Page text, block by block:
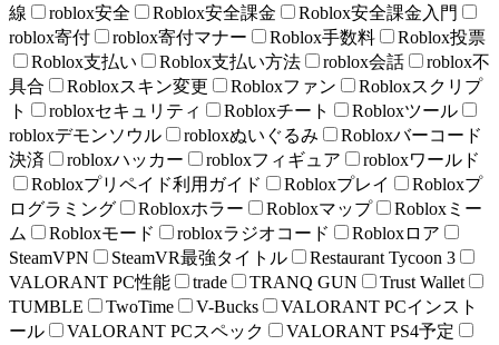
線
roblox安全 Roblox安全課金
Roblox安全課金入門
roblox寄付
roblox寄付マナー Roblox手数料
Roblox投票
Roblox支払い
Roblox支払い方法 roblox会話
roblox不
具合
Robloxスキン変更 Robloxファン
Robloxスクリプ
ト
robloxセキュリティ Robloxチート
Robloxツール
robloxデモンソウル
robloxぬいぐるみ
Robloxバーコード
決済
robloxハッカー robloxフィギュア
robloxワールド
Robloxプリペイド利用ガイド
Robloxプレイ
Robloxプ
ログラミング
Robloxホラー Robloxマップ
Robloxミー
ム
Robloxモード robloxラジオコード
Robloxロア
SteamVPN
SteamVR最強タイトル
Restaurant Tycoon 3
VALORANT PC性能
trade TRANQ GUN
Trust Wallet
TUMBLE
TwoTime V-Bucks
VALORANT PCインスト
ール
VALORANT PCスペック
VALORANT PS4予定